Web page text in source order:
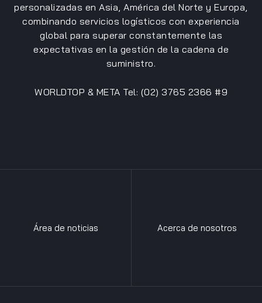
personalizadas en Asia, América del Norte y Europa,
combinando servicios logísticos con experiencia
global para superar constantemente las
expectativas en la gestión de la cadena de
suministro.
WORLDTOP & META Tel: (02) 3765 2366 #9
Área de noticias Acerca de nosotros